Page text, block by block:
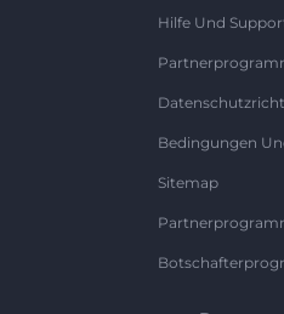
Hilfe Und
Bedingungen
Sitemap